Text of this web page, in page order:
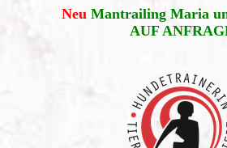
Neu Mantrailing Maria
AUF